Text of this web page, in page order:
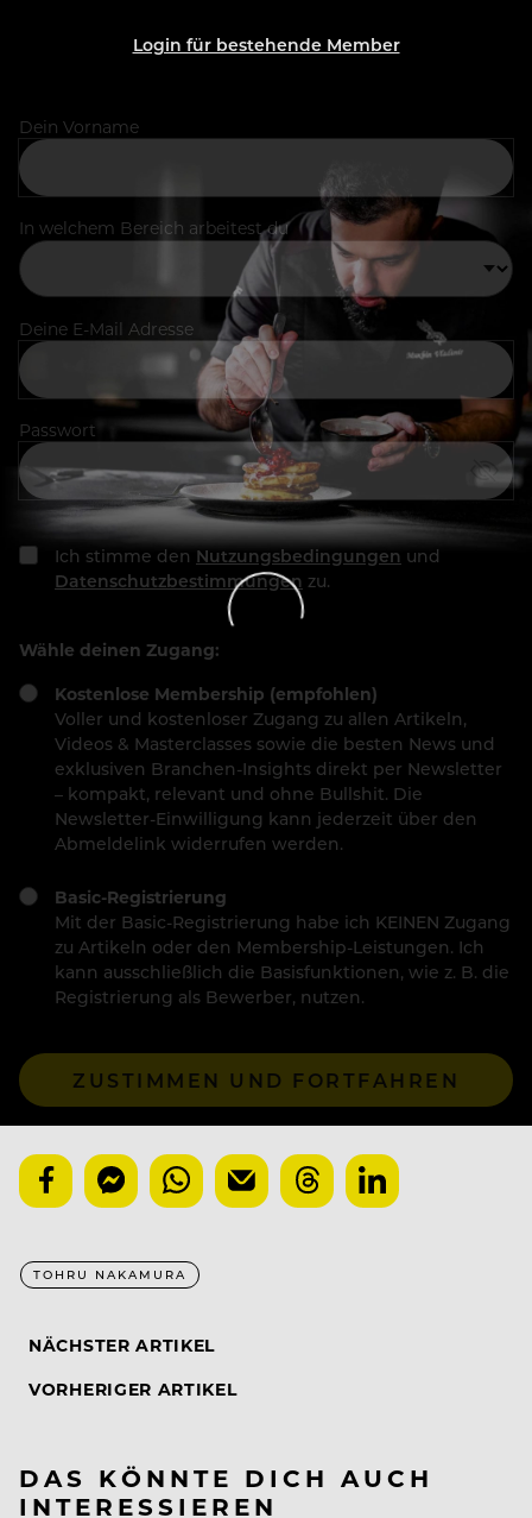
Login für bestehende Member
Dein Vorname
In welchem Bereich arbeitest du
Deine E-Mail Adresse
Passwort
Ich stimme den Nutzungsbedingungen und
Datenschutzbestimmungen zu.
Wähle deinen Zugang:
Kostenlose Membership (empfohlen)
Voller und kostenloser Zugang zu allen Artikeln,
Videos & Masterclasses sowie die besten News und
exklusiven Branchen-Insights direkt per Newsletter
– kompakt, relevant und ohne Bullshit. Die
Newsletter-Einwilligung kann jederzeit über den
Abmeldelink widerrufen werden.
Basic-Registrierung
Mit der Basic-Registrierung habe ich KEINEN Zugang
zu Artikeln oder den Membership-Leistungen. Ich
kann ausschließlich die Basisfunktionen, wie z. B. die
Registrierung als Bewerber, nutzen.
ZUSTIMMEN UND FORTFAHREN
TOHRU NAKAMURA
NÄCHSTER ARTIKEL
VORHERIGER ARTIKEL
DAS KÖNNTE DICH AUCH
INTERESSIEREN